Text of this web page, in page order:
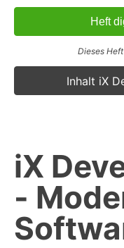
Heft
Dieses
Inhalt iX
iX
-